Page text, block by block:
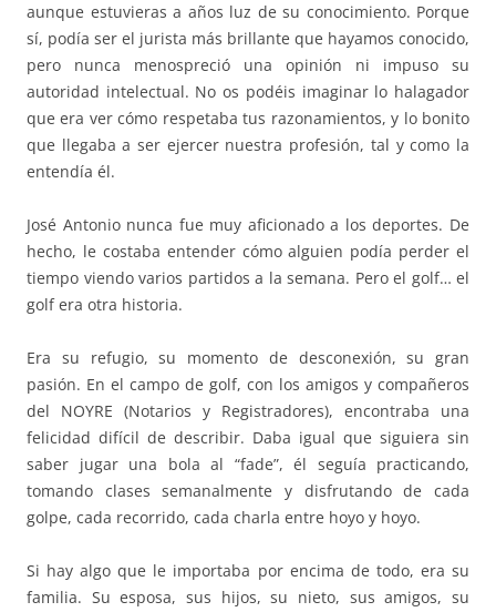
aunque estuvieras a años luz de su conocimiento. Porque
sí, podía ser el jurista más brillante que hayamos conocido,
pero nunca menospreció una opinión ni impuso su
autoridad intelectual. No os podéis imaginar lo halagador
que era ver cómo respetaba tus razonamientos, y lo bonito
que llegaba a ser ejercer nuestra profesión, tal y como la
entendía él.
José Antonio nunca fue muy aficionado a los deportes. De
hecho, le costaba entender cómo alguien podía perder el
tiempo viendo varios partidos a la semana. Pero el golf… el
golf era otra historia.
Era su refugio, su momento de desconexión, su gran
pasión. En el campo de golf, con los amigos y compañeros
del NOYRE (Notarios y Registradores), encontraba una
felicidad difícil de describir. Daba igual que siguiera sin
saber jugar una bola al “fade”, él seguía practicando,
tomando clases semanalmente y disfrutando de cada
golpe, cada recorrido, cada charla entre hoyo y hoyo.
Si hay algo que le importaba por encima de todo, era su
familia. Su esposa, sus hijos, su nieto, sus amigos, su